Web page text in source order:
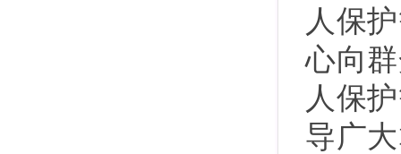
人保
心向
人保
导广